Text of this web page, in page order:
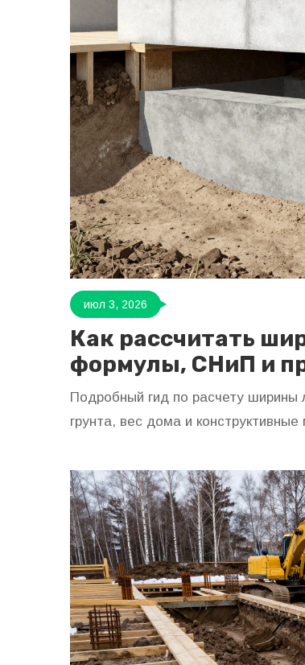
июл 3, 2026
Как рассчитать
формулы, СНиП и
Подробный гид по расчету
грунта, вес дома и